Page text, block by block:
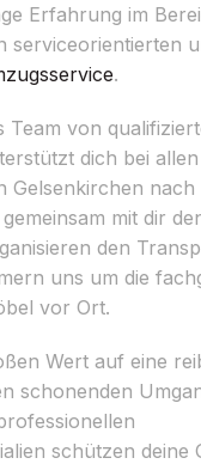
Erfahrung im
serviceorientierten
.
Team von
dich bei
Gelsenkirchen nach
mit dir
den
uns um die
vor Ort.
Wert auf eine
schonenden
schützen deine